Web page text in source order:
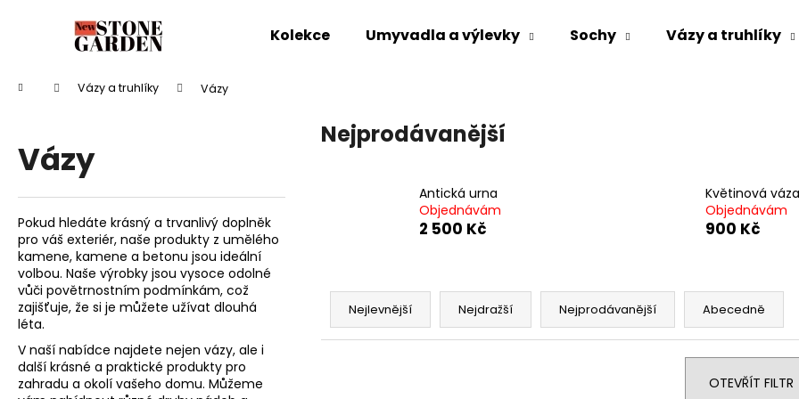
Kolekce Umyvadla a výlevky Sochy Vázy a truhlíky
Domů Vázy a truhlíky Vázy
Vázy
Pokud hledáte krásný a trvanlivý doplněk
pro váš exteriér, naše produkty z umělého
kamene, kamene a betonu jsou ideální
volbou. Naše výrobky jsou vysoce odolné
vůči povětrnostním podmínkám, což
zajišťuje, že si je můžete užívat dlouhá
léta.
V naší nabídce najdete nejen vázy, ale i
další krásné a praktické produkty pro
zahradu a okolí vašeho domu. Můžeme
Nejprodávanější
Antická urna
Objednávám
2 500 Kč
Květinová
Objednávám
900 Kč
Ř
z
Nejlevnější Nejdražší Nejprodávanější Abecedně
OTEVŘÍT FILTR
Zpět
obchodu
Zpět
obchodu